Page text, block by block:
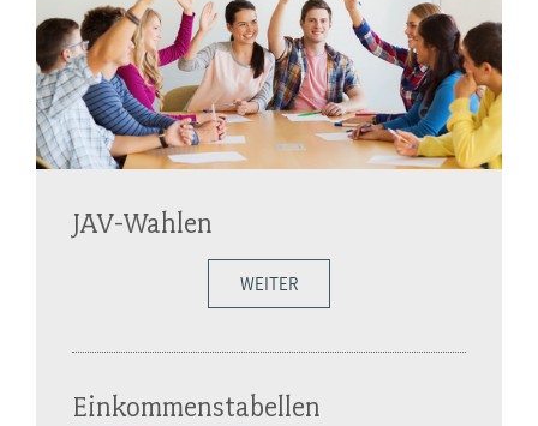
JAV-Wahlen
WEITER
Einkommenstabellen